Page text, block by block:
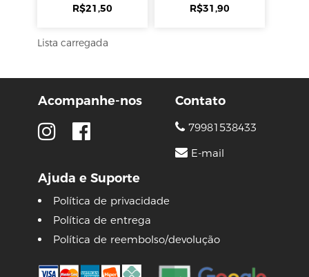
R$21,50 R$31,90
Lista carregada
Acompanhe-nos
Ajuda e Suporte
Política de privacidade
Política de entrega
Política de reembolso/devolução
Contato
79981538433
E-mail